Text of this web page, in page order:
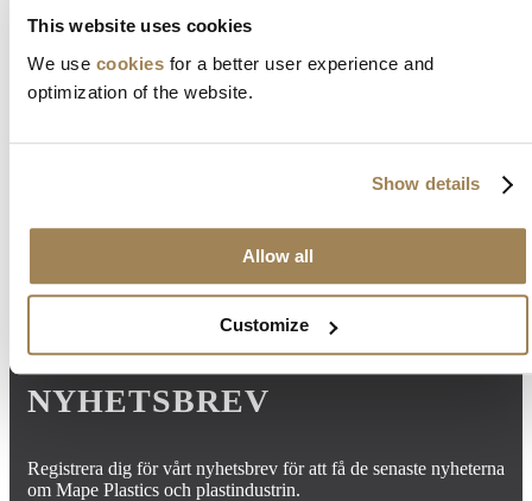
This website uses cookies
We use cookies for a better user experience and
optimization of the website.
Show details
Allow all
Customize
NYHETSBREV
Registrera dig för vårt nyhetsbrev för att få de senaste nyheterna
om Mape Plastics och plastindustrin.